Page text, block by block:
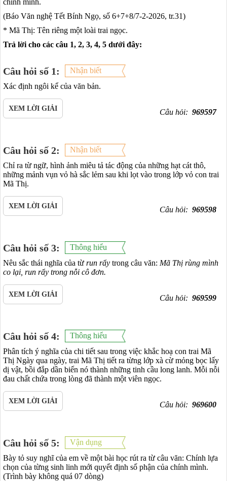
chính mình.
(Báo Văn nghệ Tết Bính Ngọ, số 6+7+8/7-2-2026, tr.31)
* Mã Thị: Tên riêng một loài trai ngọc.
Trả lời cho các câu 1, 2, 3, 4, 5 dưới đây:
Câu hỏi số 1:
Nhận biết
Xác định ngôi kể của văn bản.
XEM LỜI GIẢI Câu hỏi: 969597
Câu hỏi số 2:
Nhận biết
Chỉ ra từ ngữ, hình ảnh miêu tả tác động của những hạt cát thô,
những mảnh vụn vỏ hà sắc lẻm sau khi lọt vào trong lớp vỏ con trai
Mã Thị.
XEM LỜI GIẢI Câu hỏi: 969598
Câu hỏi số 3:
Thông hiểu
Nêu sắc thái nghĩa của từ run rẩy trong câu văn: Mã Thị rùng mình
co lại, run rẩy trong nỗi cô đơn.
XEM LỜI GIẢI Câu hỏi: 969599
Câu hỏi số 4:
Thông hiểu
Phân tích ý nghĩa của chi tiết sau trong việc khắc hoạ con trai Mã
Thị Ngày qua ngày, trai Mã Thị tiết ra từng lớp xà cừ mỏng bọc lấy
dị vật, bồi đắp dần biến nó thành những tinh cầu long lanh. Mỗi nỗi
đau chất chứa trong lòng đã thành một viên ngọc.
XEM LỜI GIẢI Câu hỏi: 969600
Câu hỏi số 5:
Vận dụng
Bày tỏ suy nghĩ của em về một bài học rút ra từ câu văn: Chính lựa
chọn của từng sinh linh mới quyết định số phận của chính mình.
(Trình bày không quá 07 dòng)